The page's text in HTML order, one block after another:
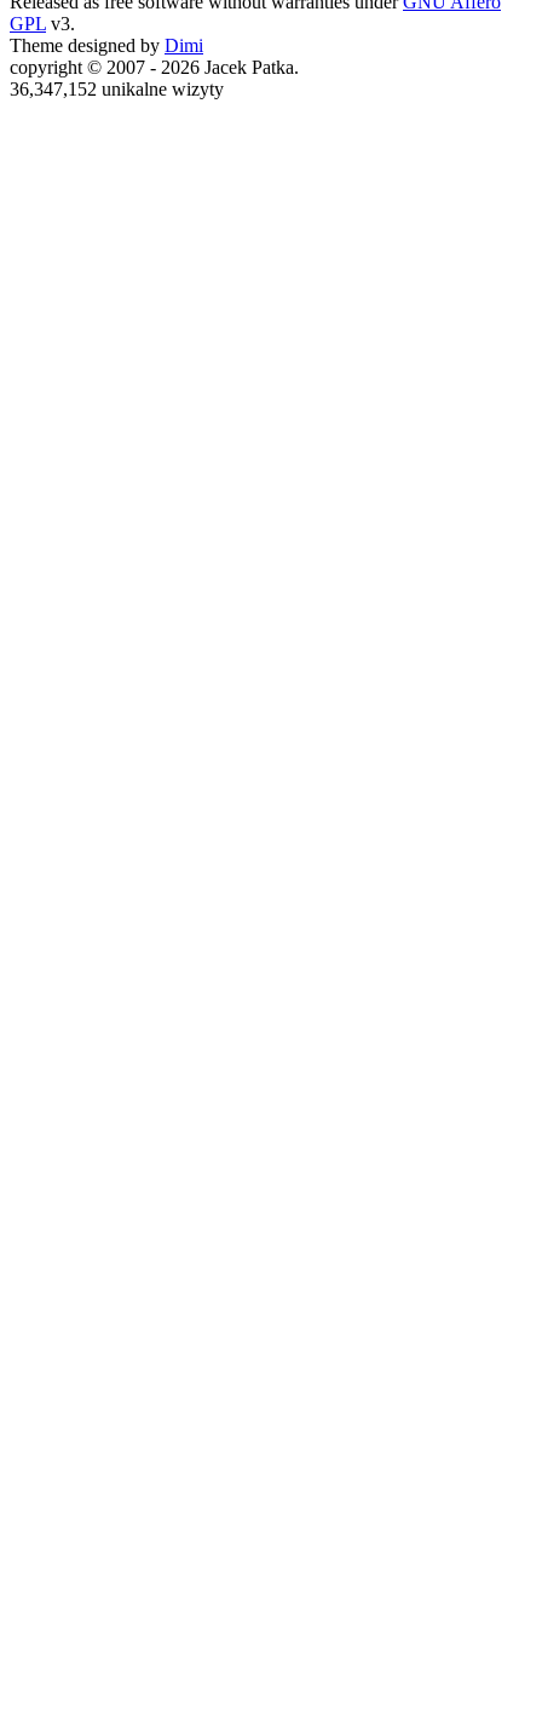
GPL v3.
Theme designed by Dimi
copyright © 2007 - 2026 Jacek Patka.
36,347,152 unikalne wizyty